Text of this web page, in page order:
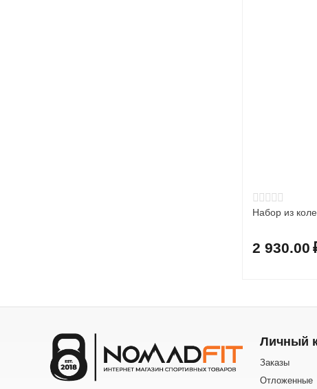
Набор из
2 930.00
Личный
Заказы
Отложенные